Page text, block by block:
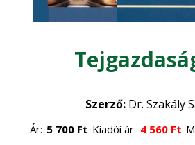
Szántóföldi növények
Öntözés
Szőlészet - Borászat
Szerző: Dr. Szakály
Ár: 5 700Ft Kiadói ár: 4 560 Ft